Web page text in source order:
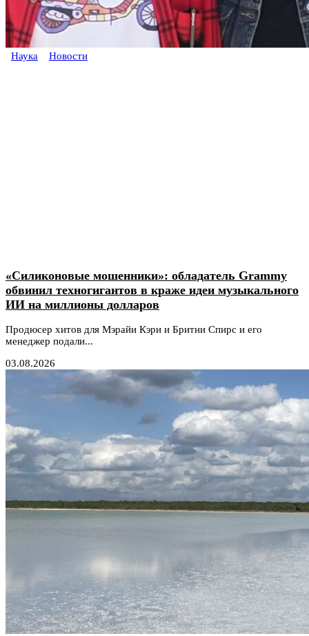
Наука Новости
«Силиконовые мошенники»: обладатель Grammy
обвинил техногигантов в краже идеи музыкального
ИИ на миллионы долларов
Продюсер хитов для Мэрайи Кэри и Бритни Спирс и его
менеджер подали...
03.08.2026